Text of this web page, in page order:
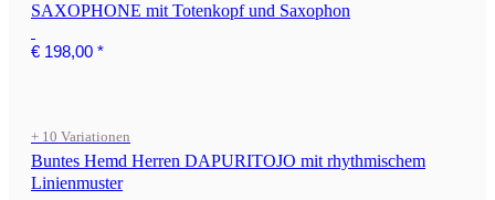
SAXOPHONE mit Totenkopf und Saxophon
€ 198,00 *
+ 10 Variationen
Buntes Hemd Herren DAPURITOJO mit rhythmischem
Linienmuster